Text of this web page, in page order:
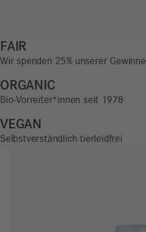
FAIR
Wir spenden 25% unserer Gewinne
ORGANIC
Bio-Vorreiter*innen seit 1978
VEGAN
Selbstverständlich tierleidfrei